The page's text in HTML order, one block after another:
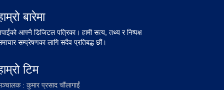
बारेमा
आफ्नै डिजिटल पत्रिका। हामी सत्य, तथ्य र निष्पक्ष
सम्प्रेषणका लागि सदैव प्रतिबद्ध छौं।
टिम
: कुमार प्रसाद चौंलागाईं